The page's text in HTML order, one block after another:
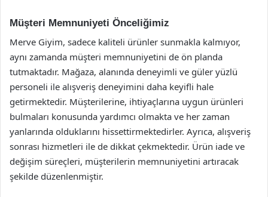
Müşteri Memnuniyeti Önceliğimiz
Merve Giyim, sadece kaliteli ürünler sunmakla kalmıyor,
aynı zamanda müşteri memnuniyetini de ön planda
tutmaktadır. Mağaza, alanında deneyimli ve güler yüzlü
personeli ile alışveriş deneyimini daha keyifli hale
getirmektedir. Müşterilerine, ihtiyaçlarına uygun ürünleri
bulmaları konusunda yardımcı olmakta ve her zaman
yanlarında olduklarını hissettirmektedirler. Ayrıca, alışveriş
sonrası hizmetleri ile de dikkat çekmektedir. Ürün iade ve
değişim süreçleri, müşterilerin memnuniyetini artıracak
şekilde düzenlenmiştir.